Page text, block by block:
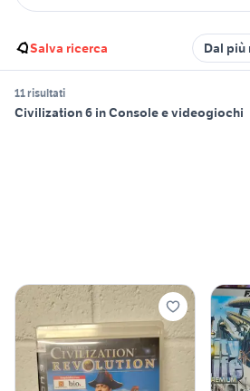
Salva ricerca Dal più
11 risultati
Civilization 6 in Console e videogiochi